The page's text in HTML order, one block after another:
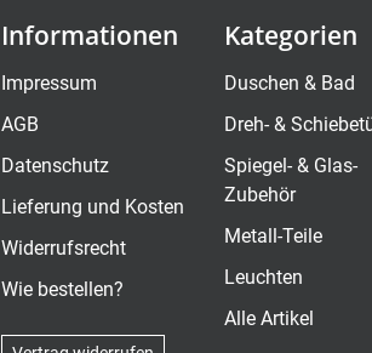
Informationen
Impressum
AGB
Datenschutz
Lieferung und Kosten
Widerrufsrecht
Wie bestellen?
Kategorien
Duschen & Bad
Dreh- &
Spiegel- & Glas-
Zubehör
Metall-Teile
Leuchten
Alle Artikel